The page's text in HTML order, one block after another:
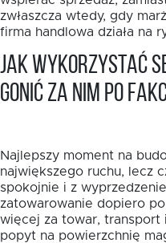
zwłaszcza wtedy, gdy
firma handlowa działa na
Jak wykorzystać
gonić za nim po
Najlepszy moment na
największego ruchu, lecz
spokojnie i z
zatowarowanie dopiero
więcej za towar, transport
popyt na powierzchnię